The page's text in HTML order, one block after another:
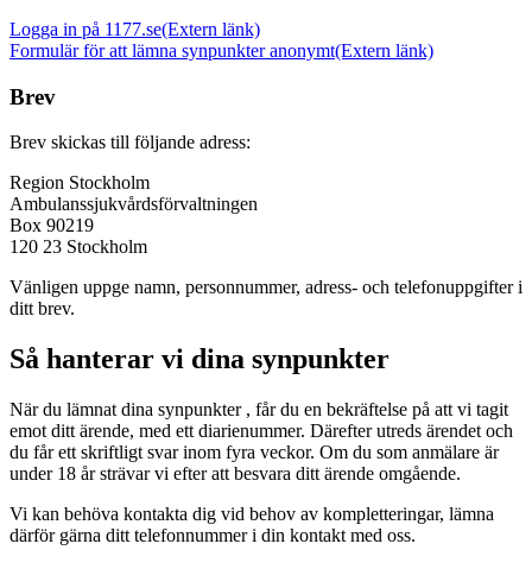
Logga in på 1177.se(Extern länk)
Formulär för att lämna synpunkter anonymt(Extern länk)
Brev
Brev skickas till följande adress:
Region Stockholm
Ambulanssjukvårdsförvaltningen
Box 90219
120 23 Stockholm
Vänligen uppge namn, personnummer, adress- och telefonuppgifter i
ditt brev.
Så hanterar vi dina synpunkter
När du lämnat dina synpunkter , får du en bekräftelse på att vi tagit
emot ditt ärende, med ett diarienummer. Därefter utreds ärendet och
du får ett skriftligt svar inom fyra veckor. Om du som anmälare är
under 18 år strävar vi efter att besvara ditt ärende omgående.
Vi kan behöva kontakta dig vid behov av kompletteringar, lämna
därför gärna ditt telefonnummer i din kontakt med oss.